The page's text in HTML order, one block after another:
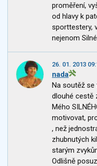
proměření,
od hlavy k
sporttestery,
nejenom
26. 01. 2013
nada
Na soutěž se
dlouhé cestě
Mého
motivovat,
, než
zhubnutých
starým
Odlišně